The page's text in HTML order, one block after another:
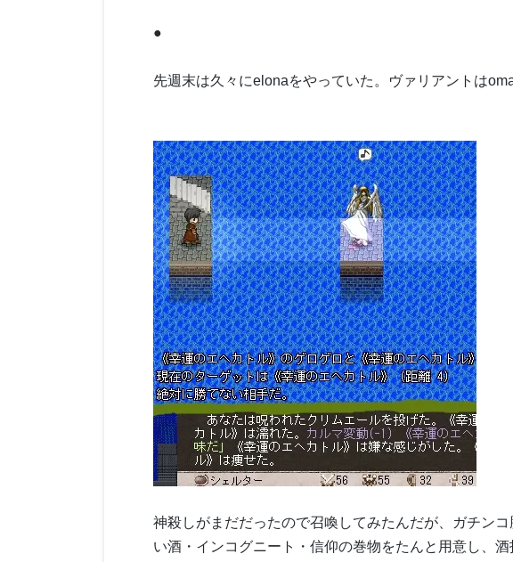
●
先週末は久々にelonaをやっていた。ヴァリアントは
神殺しがまだだったので召喚してみたんだが、ガチン
い酒・インコグニート・信仰の巻物をたんと用意し